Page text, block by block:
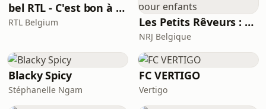
bel RTL - C'est bon à savoir
RTL Belgium Les Petits Rêveurs : histoires et aventures pour enfants
NRJ Belgique
Blacky Spicy
Stéphanelle Ngam
FC VERTIGO
Vertigo